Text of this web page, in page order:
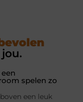
spelen zo
een leuk